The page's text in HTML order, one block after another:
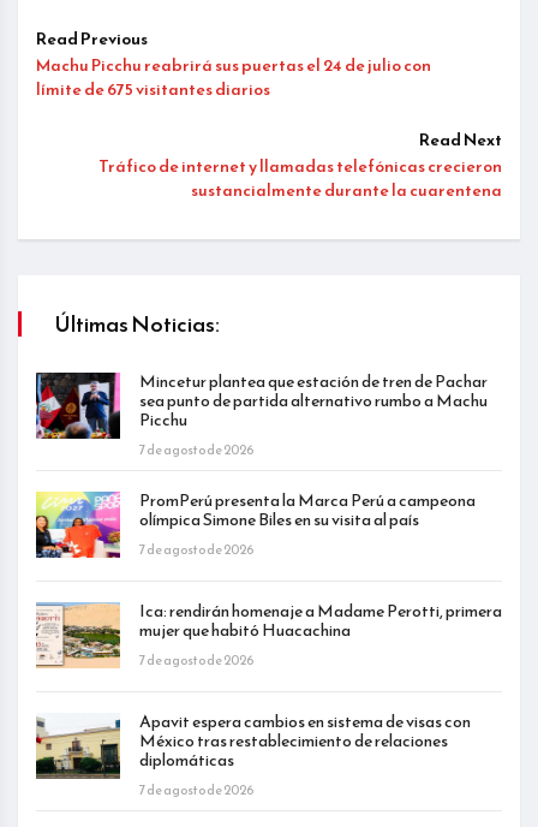
Read Previous
Machu Picchu reabrirá sus puertas el 24 de julio con
límite de 675 visitantes diarios
Read Next
Tráfico de internet y llamadas telefónicas crecieron
sustancialmente durante la cuarentena
Últimas Noticias:
Mincetur plantea que estación de tren de Pachar
sea punto de partida alternativo rumbo a Machu
Picchu
7 de agosto de 2026
PromPerú presenta la Marca Perú a campeona
olímpica Simone Biles en su visita al país
7 de agosto de 2026
Ica: rendirán homenaje a Madame Perotti, primera
mujer que habitó Huacachina
7 de agosto de 2026
Apavit espera cambios en sistema de visas con
México tras restablecimiento de relaciones
diplomáticas
7 de agosto de 2026